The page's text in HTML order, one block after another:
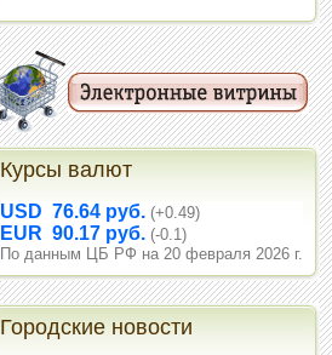
Курсы валют
USD 76.64 руб. (+0.49)
EUR 90.17 руб. (-0.1)
По данным ЦБ РФ на 20 февраля 2026 г.
Городские новости